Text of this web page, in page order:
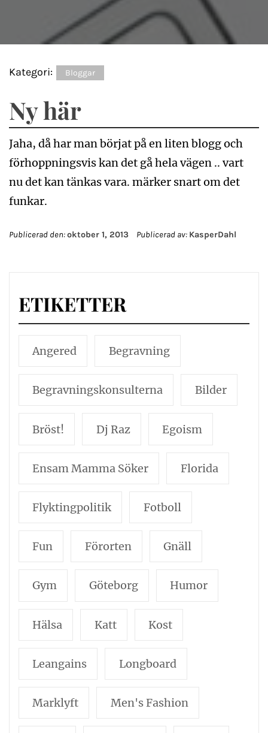
Kategori: Bloggar
Ny här
Jaha, då har man börjat på en liten blogg och
förhoppningsvis kan det gå hela vägen .. vart
nu det kan tänkas vara. märker snart om det
funkar.
Publicerad den:oktober 1, 2013 Publicerad av: KasperDahl
ETIKETTER
Angered Begravning
Begravningskonsulterna Bilder
Bröst! Dj Raz Egoism
Ensam Mamma Söker Florida
Flyktingpolitik Fotboll
Fun Förorten Gnäll
Gym Göteborg Humor
Hälsa Katt Kost
Leangains Longboard
Marklyft Men's Fashion